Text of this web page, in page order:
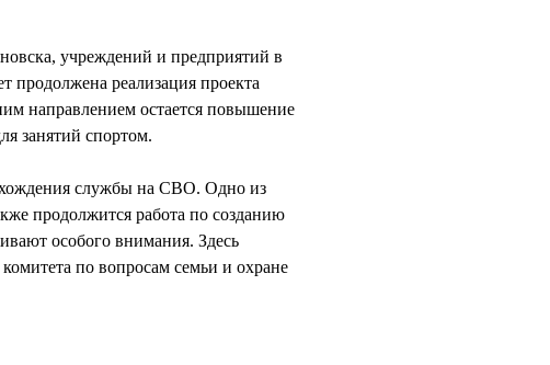
учреждений и предприятий в
продолжена реализация проекта
направлением остается повышение
занятий спортом.
службы на СВО. Одно из
продолжится работа по созданию
особого внимания. Здесь
по вопросам семьи и охране